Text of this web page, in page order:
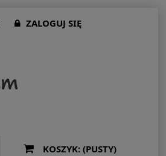
ZALOGUJ SIĘ
KOSZYK: (PUSTY)